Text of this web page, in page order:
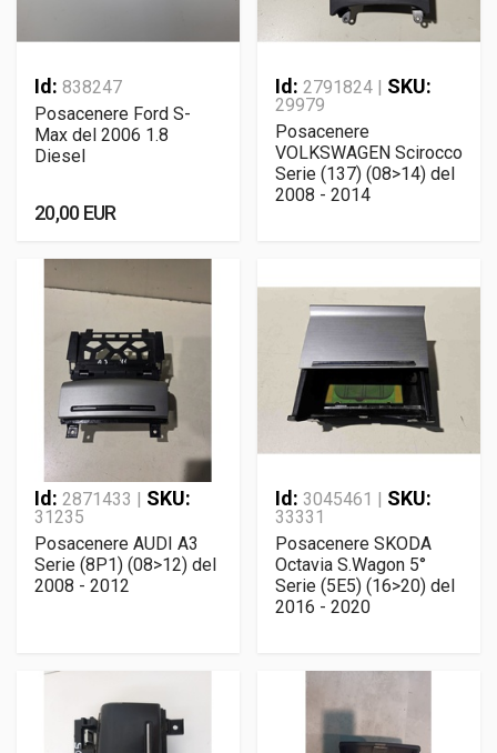
Id: 838247
Posacenere Ford S-
Max del 2006 1.8
Diesel
20,00 EUR
Id: 2791824 | SKU:
29979
Posacenere
VOLKSWAGEN Scirocco
Serie (137) (08>14) del
2008 - 2014
Id: 2871433 | SKU:
31235
Posacenere AUDI A3
Serie (8P1) (08>12) del
2008 - 2012
Id: 3045461 | SKU:
33331
Posacenere SKODA
Octavia S.Wagon 5°
Serie (5E5) (16>20) del
2016 - 2020